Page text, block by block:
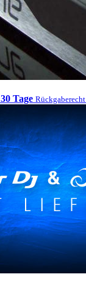
30 Tage Rückgaberecht